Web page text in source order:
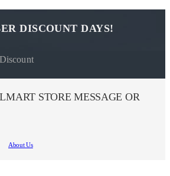
DISCOUNT DAYS!
Discount
STORE MESSAGE OR
About Us